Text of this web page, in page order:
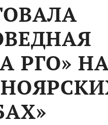
РГО»